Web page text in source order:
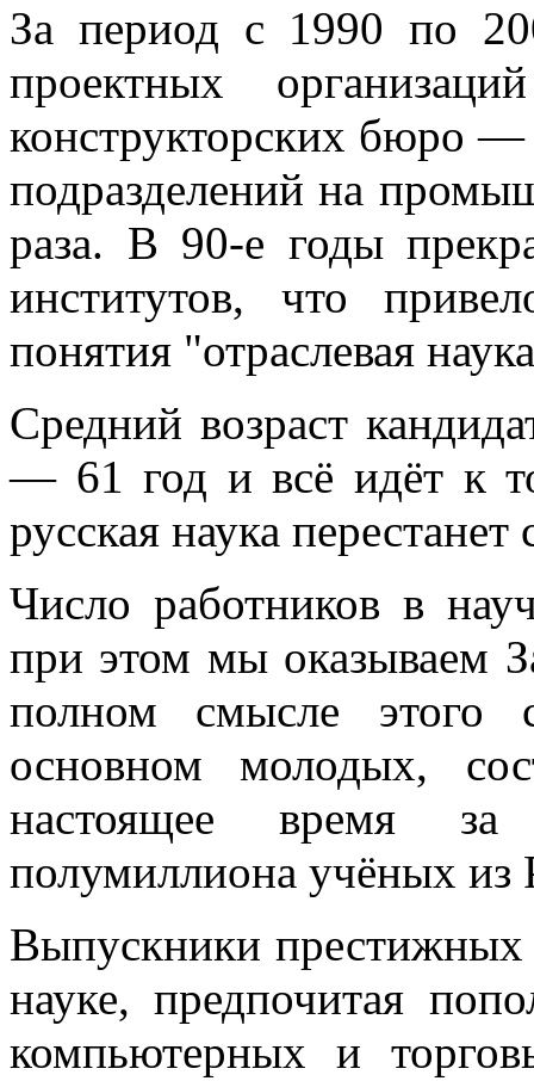
За период с 1990 по
проектных
конструкторских бюро —
подразделений на
раза. В 90-е годы
институтов, что
понятия "отраслевая
Средний возраст
— 61 год и всё идёт к
русская наука перестанет
Число работников в
при этом мы оказываем
полном смысле этого
основном молодых,
настоящее время за
полумиллиона учёных из
Выпускники престижных
науке, предпочитая
компьютерных и